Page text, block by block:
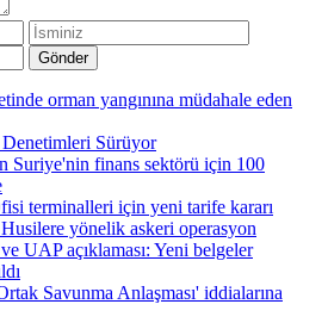
orman yangınına müdahale eden
Sürüyor
Suriye'nin finans sektörü için 100
terminalleri için yeni tarife kararı
yönelik askeri operasyon
UAP açıklaması: Yeni belgeler
Savunma Anlaşması' iddialarına